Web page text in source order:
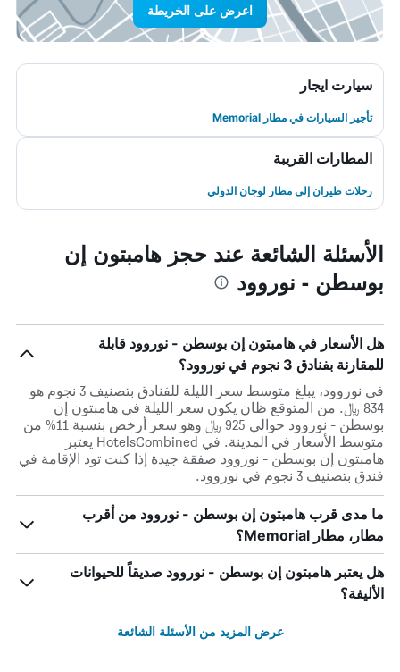
اعرض على الخريطة
سيارت ايجار
تأجير السيارات في مطار Memorial
المطارات القريبة
رحلات طيران إلى مطار لوجان الدولي
الأسئلة الشائعة عند حجز هامبتون إن
بوسطن - نوروود
هل الأسعار في هامبتون إن بوسطن - نوروود قابلة
للمقارنة بفنادق 3 نجوم في نوروود؟
في نوروود، يبلغ متوسط ​​سعر الليلة للفنادق بتصنيف 3 نجوم هو
834 ﷼. من المتوقع ظان يكون سعر الليلة في هامبتون إن
بوسطن - نوروود حوالي 925 ﷼ وهو سعر أرخص بنسبة 11% من
متوسط الأسعار في المدينة. في HotelsCombined يعتبر
هامبتون إن بوسطن - نوروود صفقة جيدة إذا كنت تود الإقامة في
فندق بتصنيف 3 نجوم في نوروود.
ما مدى قرب هامبتون إن بوسطن - نوروود من أقرب
مطار، مطار Memorial؟
هل يعتبر هامبتون إن بوسطن - نوروود صديقاً للحيوانات
الأليفة؟
عرض المزيد من الأسئلة الشائعة